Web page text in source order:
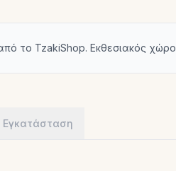
το TzakiShop. Εκθεσιακός
Εγκατάσταση